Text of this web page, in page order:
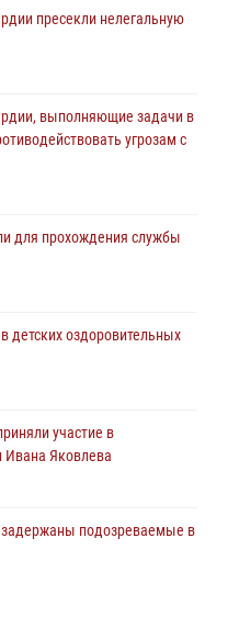
пресекли нелегальную
выполняющие задачи в
угрозам с
для прохождения службы
детских оздоровительных
участие в
Ивана Яковлева
задержаны подозреваемые в